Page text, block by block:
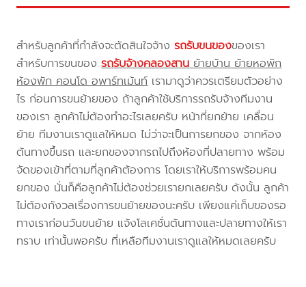
สำหรับลูกค้าที่กำลังจะตัดสินใจจ้างรถรับขนของของเรา
สำหรับการขนของรถรับจ้างคลองสานย้ายบ้าน ย้ายหอพัก
ห้องพัก คอนโด อพาร์ทเม้นท์เรามาดูว่าควรเตรียมตัวอย่าง
ไร ก่อนการขนย้ายของ ถ้าลูกค้าใช้บริการรถรับจ้างทีมงาน
ของเรา ลูกค้าไม่ต้องทำอะไรเลยครับ หน้าที่ยกย้าย เคลื่อน
ย้าย ทีมงานเราดูแลให้หมด ไม่ว่าจะเป็นการยกของ จากห้อง
ต้นทางขึ้นรถ และยกของจากรถไปถึงห้องที่ปลายทาง พร้อม
จัดของเข้าที่ตามที่ลูกค้าต้องการ โดยเราให้บริการพร้อมคน
ยกของ นั่นก็คือลูกค้าไม่ต้องช่วยเรายกเลยครับ ดังนั้น ลูกค้า
ไม่ต้องกังวลเรื่องการขนย้ายของนะครับ เพียงแค่เก็บของรอ
ทางเราก่อนวันขนย้าย แจ้งโลเคชั่นต้นทางและปลายทางให้เรา
ทราบ เท่านั้นพอครับ ที่เหลือทีมงานเราดูแลให้หมดเลยครับ